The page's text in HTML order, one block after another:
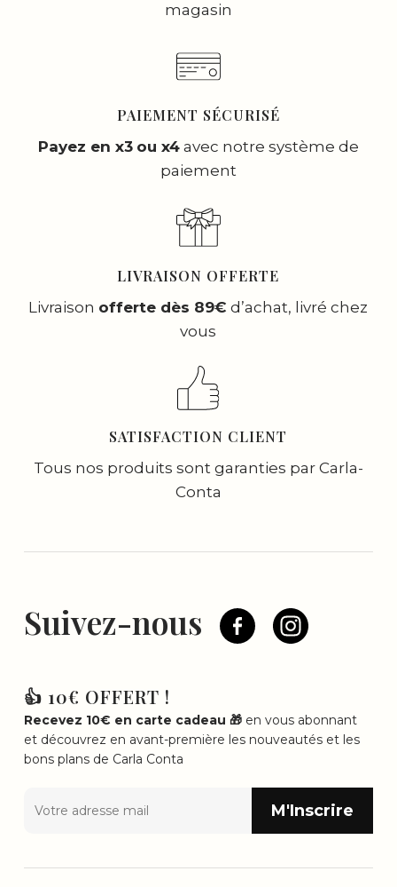
magasin
PAIEMENT SÉCURISÉ
Payez en x3 ou x4avec notre système de
paiement
LIVRAISON OFFERTE
Livraison offerte dès 89€ d’achat, livré chez
vous
SATISFACTION CLIENT
Tous nos produits sont garanties par Carla-
Conta
Suivez-nous
👍 10€ OFFERT !
Recevez 10€ en carte cadeau 🎁en vous abonnant
et découvrez en avant-première les nouveautés et les
bons plans de Carla Conta